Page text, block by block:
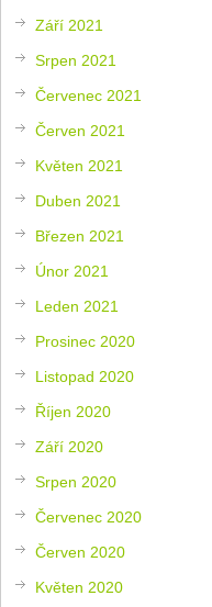
Září 2021
Srpen 2021
Červenec 2021
Červen 2021
Květen 2021
Duben 2021
Březen 2021
Únor 2021
Leden 2021
Prosinec 2020
Listopad 2020
Říjen 2020
Září 2020
Srpen 2020
Červenec 2020
Červen 2020
Květen 2020